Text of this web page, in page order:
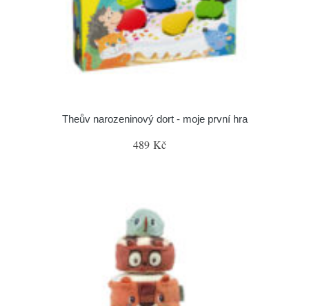
Theův narozeninový dort - moje první hra
489 Kč